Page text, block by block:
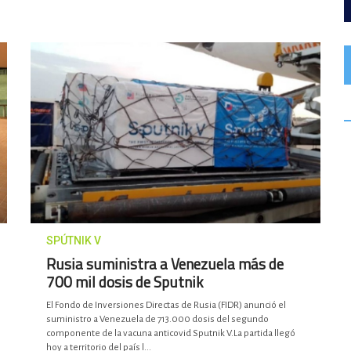
SPÚTNIK V
Rusia suministra a Venezuela más de
700 mil dosis de Sputnik
El Fondo de Inversiones Directas de Rusia (FIDR) anunció el
suministro a Venezuela de 713.000 dosis del segundo
componente de la vacuna anticovid Sputnik V.La partida llegó
hoy a territorio del país l...